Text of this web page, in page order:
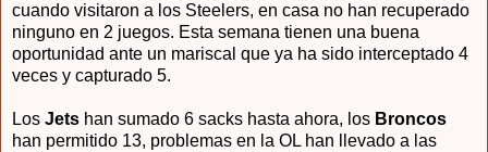
cuando visitaron a los Steelers, en casa no han recuperado
ninguno en 2 juegos. Esta semana tienen una buena
oportunidad ante un mariscal que ya ha sido interceptado 4
veces y capturado 5.
Los Jets han sumado 6 sacks hasta ahora, los Broncos
han permitido 13, problemas en la OL han llevado a las